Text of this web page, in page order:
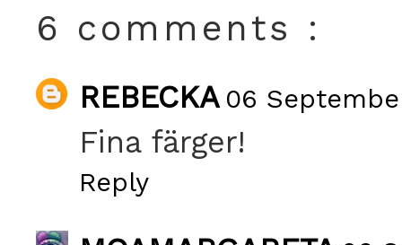
6 comments :
REBECKA 06
Fina färger!
Reply